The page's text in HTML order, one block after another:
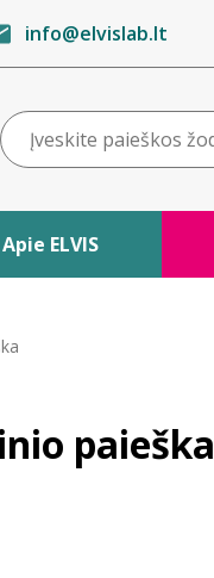
info@elvislab.lt
Apie ELVIS
paieška